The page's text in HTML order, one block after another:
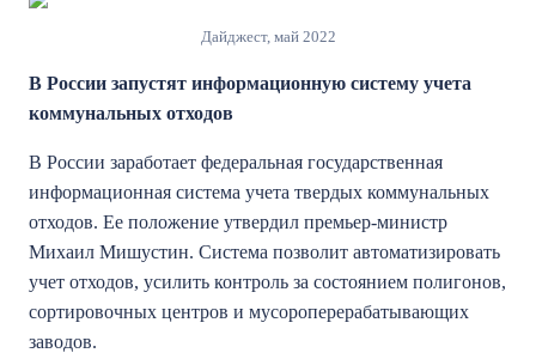
Дайджест, май 2022
В России запустят информационную систему учета
коммунальных отходов
В России заработает федеральная государственная
информационная система учета твердых коммунальных
отходов. Ее положение утвердил премьер-министр
Михаил Мишустин. Система позволит автоматизировать
учет отходов, усилить контроль за состоянием полигонов,
сортировочных центров и мусороперерабатывающих
заводов.